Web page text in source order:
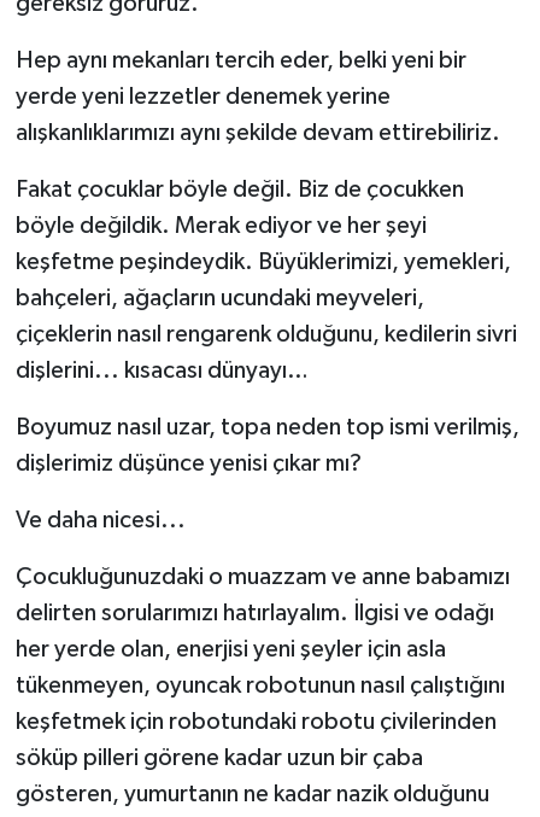
Hep aynı mekanları tercih eder, belki yeni bir
yerde yeni lezzetler denemek yerine
alışkanlıklarımızı aynı şekilde devam ettirebiliriz.
Fakat çocuklar böyle değil. Biz de çocukken
böyle değildik. Merak ediyor ve her şeyi
keşfetme peşindeydik. Büyüklerimizi, yemekleri,
bahçeleri, ağaçların ucundaki meyveleri,
çiçeklerin nasıl rengarenk olduğunu, kedilerin sivri
dişlerini... kısacası dünyayı…
Boyumuz nasıl uzar, topa neden top ismi verilmiş,
dişlerimiz düşünce yenisi çıkar mı?
Ve daha nicesi...
Çocukluğunuzdaki o muazzam ve anne babamızı
delirten sorularımızı hatırlayalım. İlgisi ve odağı
her yerde olan, enerjisi yeni şeyler için asla
tükenmeyen, oyuncak robotunun nasıl çalıştığını
keşfetmek için robotundaki robotu çivilerinden
söküp pilleri görene kadar uzun bir çaba
gösteren, yumurtanın ne kadar nazik olduğunu